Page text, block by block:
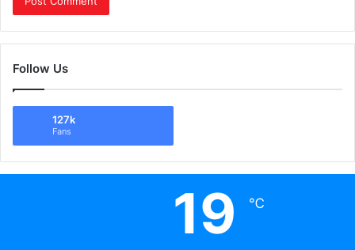
Follow Us
127k
Fans
19 ℃